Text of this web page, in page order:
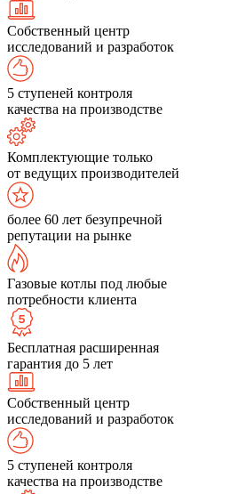
Собственный центр
исследований и разработок
5 ступеней контроля
качества на производстве
Комплектующие только
от ведущих производителей
более 60 лет безупречной
репутации на рынке
Газовые котлы под любые
потребности клиента
Бесплатная расширенная
гарантия до 5 лет
Собственный центр
исследований и разработок
5 ступеней контроля
качества на производстве